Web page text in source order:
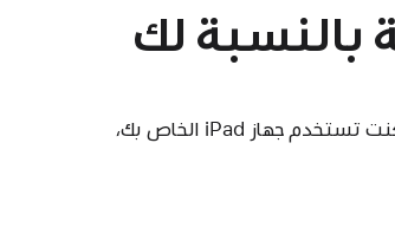
بالنسبة لك